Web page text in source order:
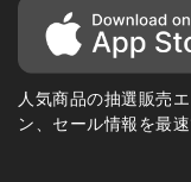
お困りですか？
送料について